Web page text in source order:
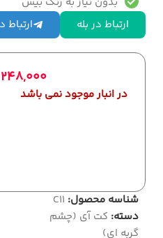
ارتباط در بله
ارتباط
248,000
در انبار موجود نمی باشد
شناسه محصول: C11
دسته: کت آی (چشم
گربه ای)